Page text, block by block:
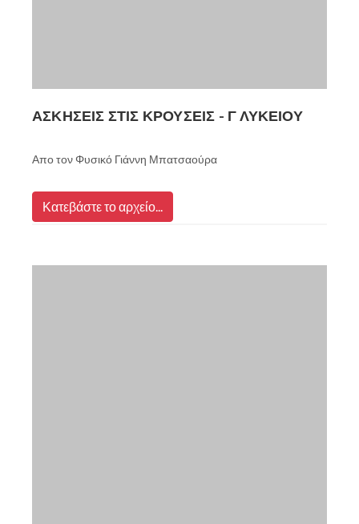
ΑΣΚΗΣΕΙΣ ΣΤΙΣ ΚΡΟΥΣΕΙΣ - Γ ΛΥΚΕΙΟΥ
Απο τον Φυσικό Γιάννη Μπατσαούρα
Κατεβάστε το αρχείο...